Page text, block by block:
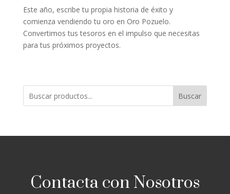
Este año, escribe tu propia historia de éxito y
comienza vendiendo tu oro en Oro Pozuelo.
Convertimos tus tesoros en el impulso que necesitas
para tus próximos proyectos.
Buscar
Contacta con Nosotros